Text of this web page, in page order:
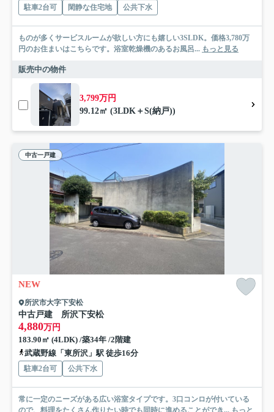
駐車2台可 閑静な住宅地 公共下水
ものが多くサービスルームが欲しい方にも嬉しい3SLDK。価格3,780万
円のお住まいはこちらです。浴室乾燥機のあるお風呂... もっと見る
販売中の物件
3,799万円
99.12㎡ (3LDK＋S(納戸))
中古一戸建
NEW
所沢市大字下安松
中古戸建 所沢下安松
4,880万円
183.90㎡ (4LDK) /築34年 /2階建
武蔵野線「東所沢」駅 徒歩16分
駐車2台可 公共下水
常に一定のニーズがある広い浴室タイプです。3口コンロが付いている
ので、料理をたくさん作りたい時でも同時に進めることができ... もっと